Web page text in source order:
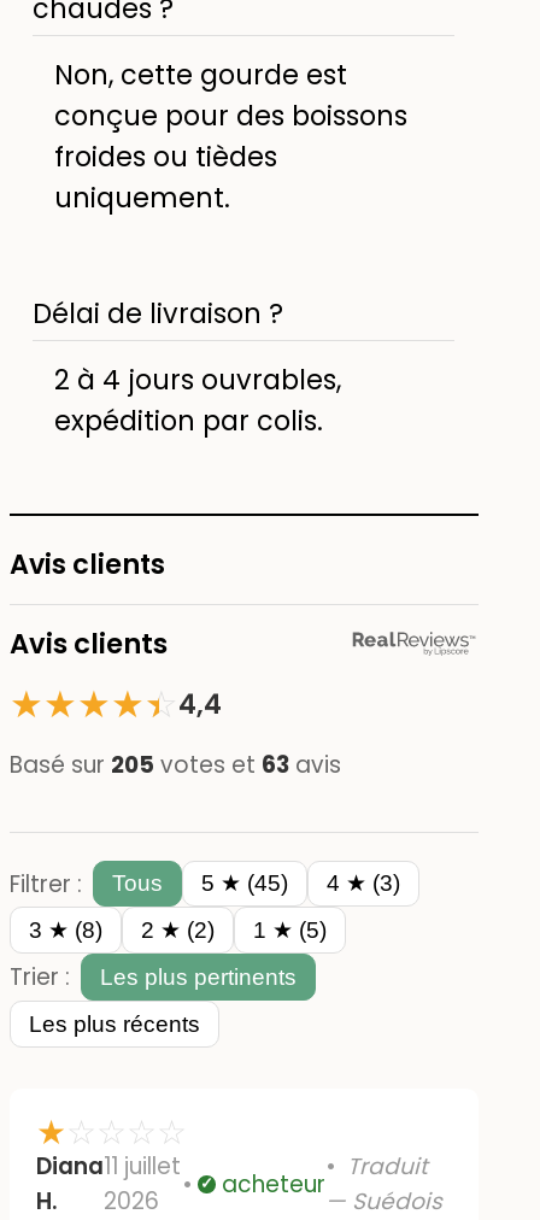
chaudes ?
Non, cette gourde est
conçue pour des boissons
froides ou tièdes
uniquement.
Délai de livraison ?
2 à 4 jours ouvrables,
expédition par colis.
Avis clients
Avis clients
★★★★☆
★4,4
Basé sur 205 votes et 63 avis
Filtrer : Tous 5 ★ (45)
4 ★ (3)
3 ★ (8)
2 ★ (2) 1 ★ (5)
Trier :
Les plus pertinents
Les plus récents
★☆☆☆☆
Diana
H.
11 juillet
2026
Vérifié
acheteur
Traduit
— Suédois